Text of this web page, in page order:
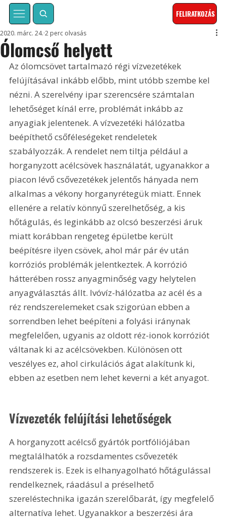
FELIRATKOZÁS
Ólomcső helyett
2020. márc. 24. 2 perc olvasás
Az ólomcsövet tartalmazó régi vízvezetékek
felújításával inkább előbb, mint utóbb szembe kel
nézni. A szerelvény ipar szerencsére számtalan
lehetőséget kínál erre, problémát inkább az
anyagiak jelentenek. A vízvezetéki hálózatba
beépíthető csőféleségeket rendeletek
szabályozzák. A rendelet nem tiltja például a
horganyzott acélcsövek használatát, ugyanakkor a
piacon lévő csővezetékek jelentős hányada nem
alkalmas a vékony horganyrétegük miatt. Ennek
ellenére a relatív könnyű szerelhetőség, a kis
hőtágulás, és leginkább az olcsó beszerzési áruk
miatt korábban rengeteg épületbe került
beépítésre ilyen csövek, ahol már pár év után
korróziós problémák jelentkeztek. A korrózió
hátterében rossz anyagminőség vagy helytelen
anyagválasztás állt. Ivóvíz-hálózatba az acél és a
réz rendszerelemeket csak szigorúan ebben a
sorrendben lehet beépíteni a folyási iránynak
megfelelően, ugyanis az oldott réz-ionok korróziót
váltanak ki az acélcsövekben. Különösen ott
veszélyes ez, ahol cirkulációs ágat alakítunk ki,
ebben az esetben nem lehet keverni a két anyagot.
Vízvezeték felújítási lehetőségek
A horganyzott acélcső gyártók portfólió­jában
megtalálhatók a rozsdamentes csővezeték
rendszerek is. Ezek is elhanyagolható hőtágulással
rendelkeznek, ráadásul a préselhető
szereléstechnika igazán szerelőbarát, így megfelelő
alternatíva lehet. Ugyanakkor a beszerzési ára